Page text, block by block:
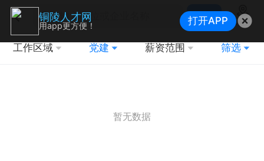
搜索
地图
工作区域 党建 薪资范围 筛选
暂无数据
铜陵人才网
用app更方便！ 打开APP